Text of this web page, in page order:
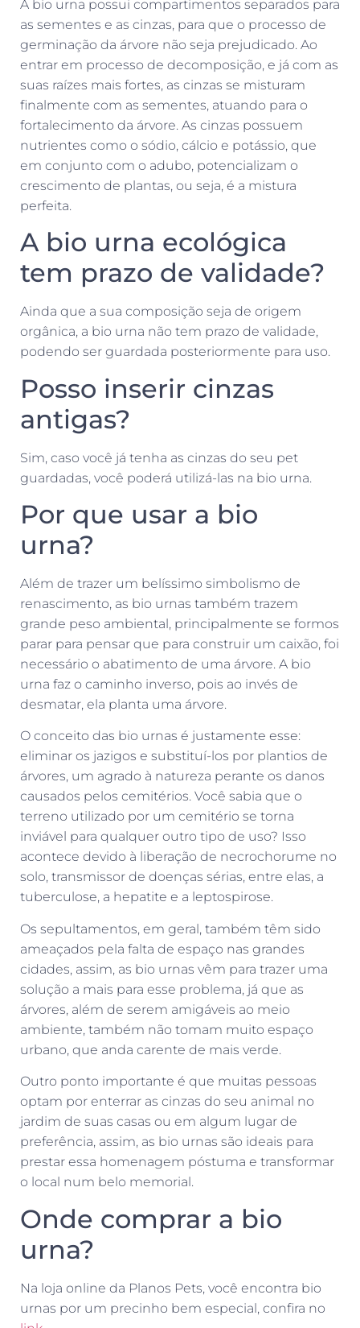
A bio urna possui compartimentos separados para
as sementes e as cinzas, para que o processo de
germinação da árvore não seja prejudicado. Ao
entrar em processo de decomposição, e já com as
suas raízes mais fortes, as cinzas se misturam
finalmente com as sementes, atuando para o
fortalecimento da árvore. As cinzas possuem
nutrientes como o sódio, cálcio e potássio, que
em conjunto com o adubo, potencializam o
crescimento de plantas, ou seja, é a mistura
perfeita.
A bio urna ecológica
tem prazo de validade?
Ainda que a sua composição seja de origem
orgânica, a bio urna não tem prazo de validade,
podendo ser guardada posteriormente para uso.
Posso inserir cinzas
antigas?
Sim, caso você já tenha as cinzas do seu pet
guardadas, você poderá utilizá-las na bio urna.
Por que usar a bio
urna?
Além de trazer um belíssimo simbolismo de
renascimento, as bio urnas também trazem
grande peso ambiental, principalmente se formos
parar para pensar que para construir um caixão, foi
necessário o abatimento de uma árvore. A bio
urna faz o caminho inverso, pois ao invés de
desmatar, ela planta uma árvore.
O conceito das bio urnas é justamente esse:
eliminar os jazigos e substituí-los por plantios de
árvores, um agrado à natureza perante os danos
causados pelos cemitérios. Você sabia que o
terreno utilizado por um cemitério se torna
inviável para qualquer outro tipo de uso? Isso
acontece devido à liberação de necrochorume no
solo, transmissor de doenças sérias, entre elas, a
tuberculose, a hepatite e a leptospirose.
Os sepultamentos, em geral, também têm sido
ameaçados pela falta de espaço nas grandes
cidades, assim, as bio urnas vêm para trazer uma
solução a mais para esse problema, já que as
árvores, além de serem amigáveis ao meio
ambiente, também não tomam muito espaço
urbano, que anda carente de mais verde.
Outro ponto importante é que muitas pessoas
optam por enterrar as cinzas do seu animal no
jardim de suas casas ou em algum lugar de
preferência, assim, as bio urnas são ideais para
prestar essa homenagem póstuma e transformar
o local num belo memorial.
Onde comprar a bio
urna?
Na loja online da Planos Pets, você encontra bio
urnas por um precinho bem especial, confira no